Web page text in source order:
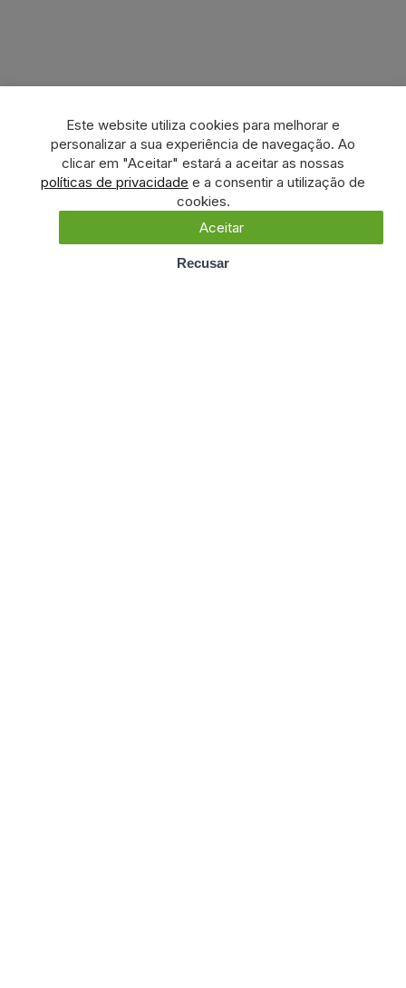
Este website utiliza cookies para melhorar e
personalizar a sua experiência de navegação. Ao
clicar em "Aceitar" estará a aceitar as nossas
políticas de privacidade e a consentir a utilização de
cookies.
Aceitar
Recusar